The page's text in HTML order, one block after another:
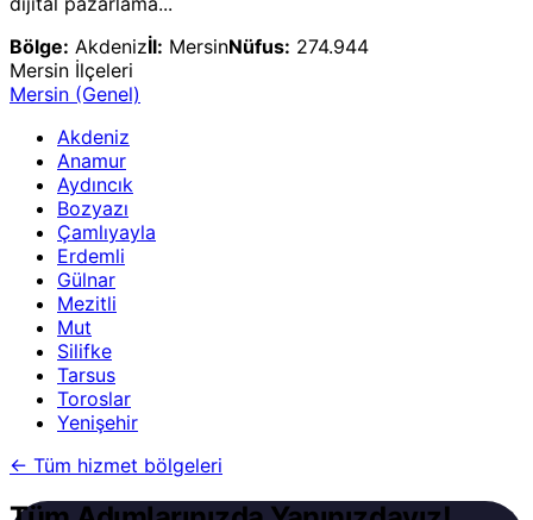
Bölge: Akdenizİl: MersinNüfus: 274.944
Mersin İlçeleri
Mersin (Genel)
Akdeniz
Anamur
Aydıncık
Bozyazı
Çamlıyayla
Erdemli
Gülnar
Mezitli
Mut
Silifke
Tarsus
Toroslar
Yenişehir
← Tüm hizmet bölgeleri